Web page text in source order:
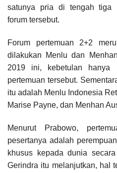
satunya pria di tengah tiga
forum tersebut.
Forum pertemuan 2+2
dilakukan Menlu dan
2019 ini, kebetulan hanya
pertemuan tersebut.
itu adalah Menlu Indonesia
Marise Payne, dan Menhan
Menurut Prabowo,
pesertanya adalah
khusus kepada dunia
Gerindra itu melanjutkan, hal